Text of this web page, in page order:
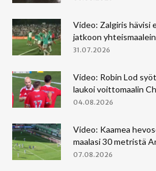
Video: Zalgiris hävisi
jatkoon
31.07.2026
Video: Robin Lod
laukoi voittomaalin
04.08.2026
Video: Kaamea
maalasi 30 metristä
07.08.2026